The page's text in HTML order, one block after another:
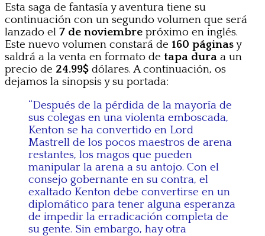
Esta saga de fantasía y aventura tiene su
continuación con un segundo volumen que será
lanzado el 7 de noviembre próximo en inglés.
Este nuevo volumen constará de 160 páginasy
saldrá a la venta en formato de tapa dura a un
precio de 24.99$ dólares. A continuación, os
dejamos la sinopsis y su portada:
“Después de la pérdida de la mayoría de
sus colegas en una violenta emboscada,
Kenton se ha convertido en Lord
Mastrell de los pocos maestros de arena
restantes, los magos que pueden
manipular la arena a su antojo. Con el
consejo gobernante en su contra, el
exaltado Kenton debe convertirse en un
diplomático para tener alguna esperanza
de impedir la erradicación completa de
su gente. Sin embargo, hay otra